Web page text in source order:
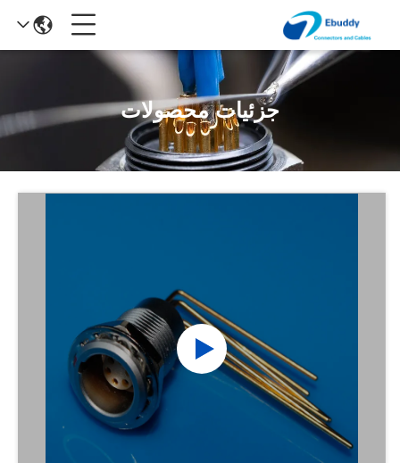
جزئیات محصولات